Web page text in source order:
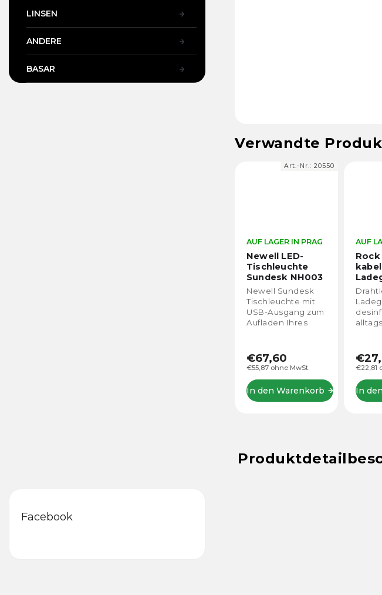
LINSEN
ANDERE
BASAR
Facebook
Verwandte
Newell LED-
Tischleuchte
Sundesk NH003
AUF LAGER IN PRAG
€55,87 ohne MwSt.
€67,60
In den Warenkorb
Newell Sundesk
Tischleuchte mit
USB-Ausgang zum
Aufladen Ihres
Art.-Nr.: 20550
Rock
UV-
AUF
€22,81
In
99,9
und